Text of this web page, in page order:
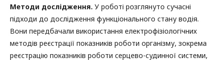
Методи дослідження. У роботі розглянуто сучасні
підходи до дослідження функціонального стану водія.
Вони передбачали використання електрофізіологічних
методів реєстрації показників роботи організму, зокрема
реєстрацію показників роботи серцево-судинної системи,